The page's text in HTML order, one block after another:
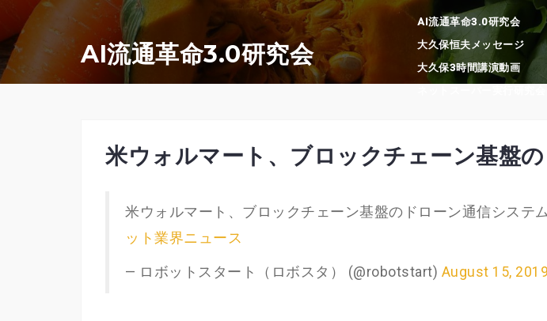
ン
テ
ン
AI流通革命3.0研究会
AI流通革命3.0研究会
大久保恒夫メッセージ
大久保3時間講演動画
米ウォルマート、ブロックチェーン基盤
米ウォルマート、ブロックチェーン基盤のドローン通信システ
ット業界ニュース
— ロボットスタート（ロボスタ） (@robotstart) August 15, 2019